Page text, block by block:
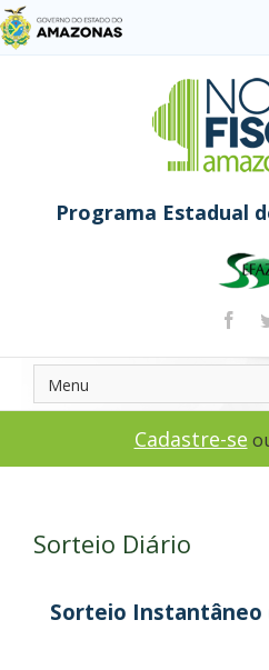
Programa Estadual
Menu
Cadastre-se
Sorteio Diário
Sorteio Instantâneo